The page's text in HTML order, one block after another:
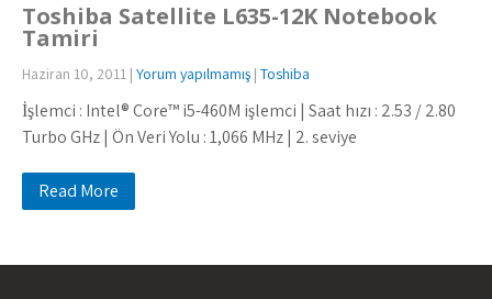
Toshiba Satellite L635-12K Notebook
Tamiri
Haziran 10, 2011 | Yorum yapılmamış | Toshiba
İşlemci : Intel® Core™ i5-460M işlemci | Saat hızı : 2.53 / 2.80
Turbo GHz | Ön Veri Yolu : 1,066 MHz | 2. seviye
Read More